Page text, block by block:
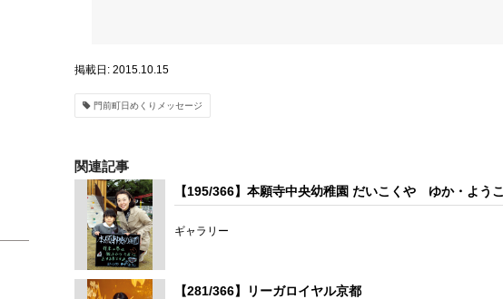
掲載日: 2015.10.15
門前町日めくりメッセージ
関連記事
【195/366】本願寺中央幼稚園 だいこくや ゆか・ようこ
ギャラリー
【281/366】リーガロイヤル京都